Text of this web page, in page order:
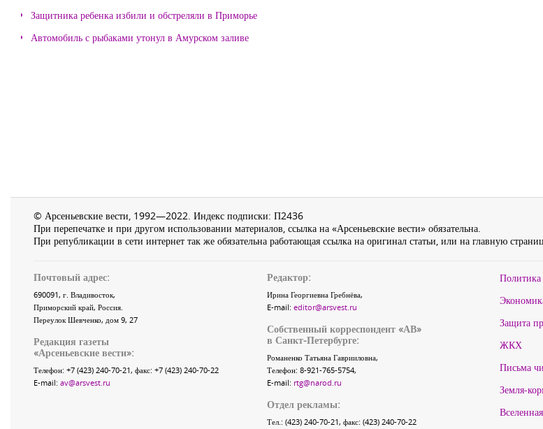
Защитника ребенка избили и обстреляли в Приморье
Автомобиль с рыбаками утонул в Амурском заливе
© Арсеньевские вести, 1992—2022. Индекс подписки: П2436
При перепечатке и при другом использовании материалов, ссылка на «Арсеньевские вести» обязательна.
При републикации в сети интернет так же обязательна работающая ссылка на оригинал статьи, или на главную
Почтовый адрес:
690091, г. Владивосток,
Приморский край, Россия.
Переулок Шевченко, дом 9, 27
Редакция газеты
«Арсеньевские вести»:
Телефон: +7 (423) 240-70-21, факс: +7 (423) 240-70-22
E-mail: av@arsvest.ru
Редактор:
Ирина Георгиевна Гребнёва,
E-mail: editor@arsvest.ru
Собственный корреспондент «АВ»
в Санкт-Петербурге:
Романенко Татьяна Гаврииловна,
Телефон: 8-921-765-5754,
E-mail: rtg@narod.ru
Отдел рекламы:
Тел.: (423) 240-70-21, факс: (423) 240-70-22
Политика
Защита
ЖКХ
Письма
Земля-
Вселенная